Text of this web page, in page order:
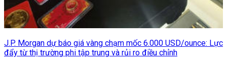
J.P. Morgan dự báo giá vàng chạm mốc 6.000 USD/ounce: Lực
đẩy từ thị trường phi tập trung và rủi ro điều chỉnh